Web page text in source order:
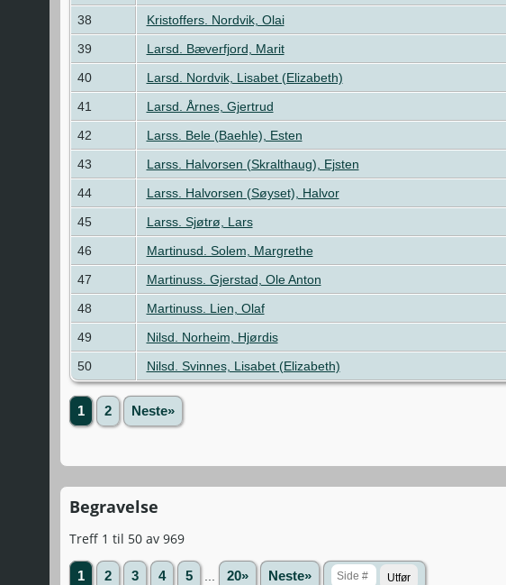
38
Kristoffers. Nordvik, Olai
39
Larsd. Bæverfjord, Marit
40
Larsd. Nordvik, Lisabet (Elizabeth)
41
Larsd. Årnes, Gjertrud
42
Larss. Bele (Baehle), Esten
43
Larss. Halvorsen (Skralthaug), Ejsten
44
Larss. Halvorsen (Søyset), Halvor
45
Larss. Sjøtrø, Lars
46
Martinusd. Solem, Margrethe
47
Martinuss. Gjerstad, Ole Anton
48
Martinuss. Lien, Olaf
49
Nilsd. Norheim, Hjørdis
50
Nilsd. Svinnes, Lisabet (Elizabeth)
1 2 Neste»
Begravelse
Treff 1 til 50 av 969
1 2 3 4 5 20» Neste»